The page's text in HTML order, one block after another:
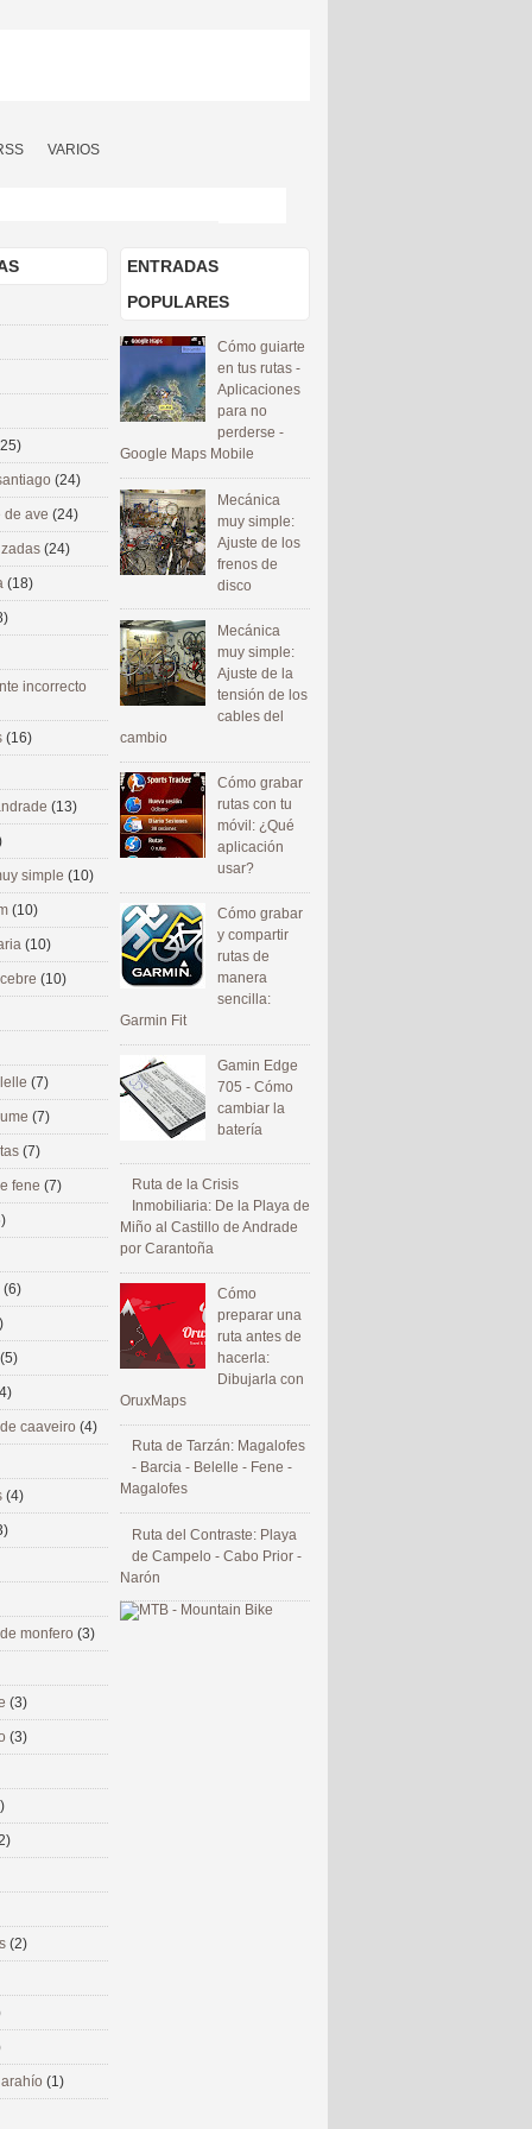
VARIOS
ENTRADAS
POPULARES
Cómo guiarte
en tus rutas -
Aplicaciones
para no
perderse -
Google Maps Mobile
Mecánica
muy simple:
Ajuste de los
frenos de
disco
Mecánica
muy simple:
Ajuste de la
tensión de los
cables del
cambio
Cómo grabar
rutas con tu
móvil: ¿Qué
aplicación
usar?
Cómo grabar
y compartir
rutas de
manera
sencilla:
Garmin Fit
Gamin Edge
705 - Cómo
cambiar la
batería
Ruta de la Crisis
Inmobiliaria: De la Playa de
Miño al Castillo de Andrade
por Carantoña
Cómo
preparar una
ruta antes de
hacerla:
Dibujarla con
OruxMaps
Ruta de Tarzán: Magalofes
- Barcia - Belelle - Fene -
Magalofes
Ruta del Contraste: Playa
de Campelo - Cabo Prior -
Narón
(24)
de ave (24)
(24)
(18)
incorrecto
(16)
(13)
simple (10)
(10)
(10)
(10)
(7)
(7)
(7)
fene (7)
(6)
(5)
caaveiro (4)
(4)
monfero (3)
(3)
(3)
(2)
(1)